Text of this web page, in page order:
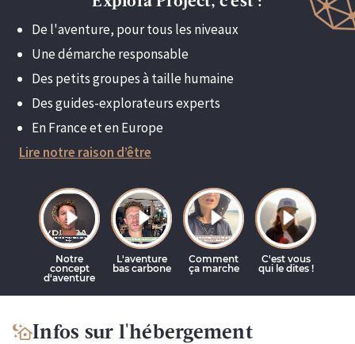
De l'aventure, pour tous les niveaux
Une démarche responsable
Des petits groupes à taille humaine
Des guides-explorateurs experts
En France et en Europe
Lire notre raison d’être
Infos sur l'hébergement